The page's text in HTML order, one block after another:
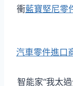
衝藍寶堅尼零
汽車零件進口
智能家“我太